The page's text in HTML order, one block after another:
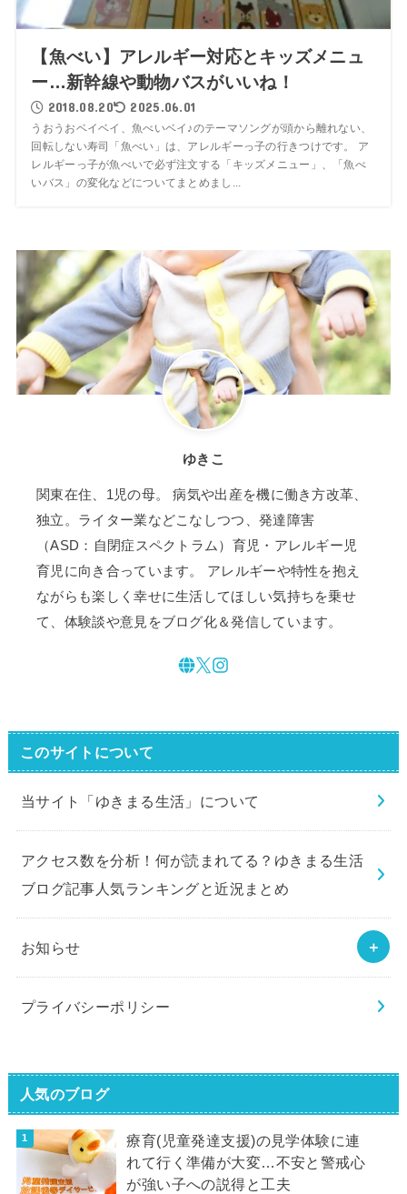
【魚べい】アレルギー対応とキッズメニュ
ー…新幹線や動物バスがいいね！
2018.08.20 2025.06.01
うおうおベイベイ、魚べいベイ♪のテーマソングが頭から離れない、
回転しない寿司「魚べい」は、アレルギーっ子の行きつけです。 ア
レルギーっ子が魚べいで必ず注文する「キッズメニュー」、「魚べ
いバス」の変化などについてまとめまし...
ゆきこ
関東在住、1児の母。 病気や出産を機に働き方改革、
独立。ライター業などこなしつつ、発達障害
（ASD：自閉症スペクトラム）育児・アレルギー児
育児に向き合っています。 アレルギーや特性を抱え
ながらも楽しく幸せに生活してほしい気持ちを乗せ
て、体験談や意見をブログ化＆発信しています。
このサイトについて
当サイト「ゆきまる生活」について
アクセス数を分析！何が読まれてる？ゆきまる生活
ブログ記事人気ランキングと近況まとめ
お知らせ
プライバシーポリシー
人気のブログ
療育(児童発達支援)の見学体験に連
れて行く準備が大変…不安と警戒心
が強い子への説得と工夫